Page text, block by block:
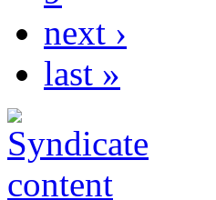
next ›
last »